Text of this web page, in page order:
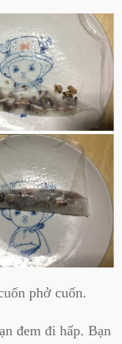
phở cuốn.
đem đi hấp. Bạn